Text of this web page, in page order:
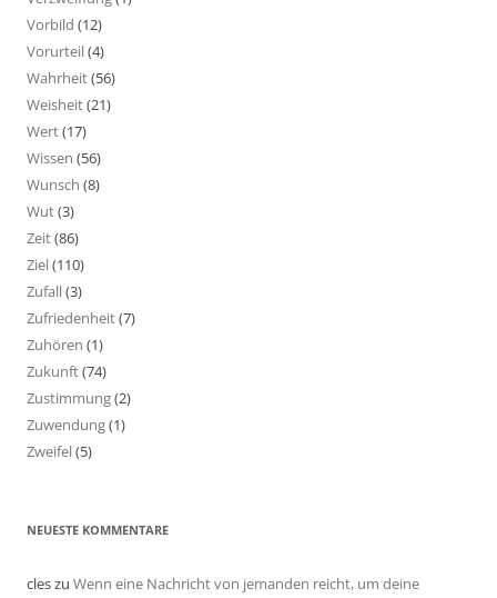
Vorbild (12)
Vorurteil(4)
Wahrheit(56)
Weisheit(21)
Wert(17)
Wissen (56)
Wunsch (8)
Wut(3)
Zeit(86)
Ziel(110)
Zufall(3)
Zufriedenheit(7)
Zuhören (1)
Zukunft(74)
Zustimmung(2)
Zuwendung(1)
Zweifel(5)
NEUESTE KOMMENTARE
cleszu Wenn eine Nachricht von jemanden reicht, um deine